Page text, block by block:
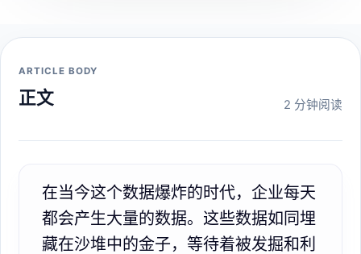
ARTICLE BODY
正文 2 分钟阅读
在当今这个数据爆炸的时代，企业每天
都会产生大量的数据。这些数据如同埋
藏在沙堆中的金子，等待着被发掘和利